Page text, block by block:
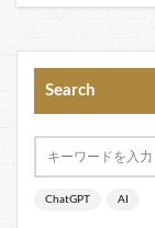
Search
ChatGPT AI